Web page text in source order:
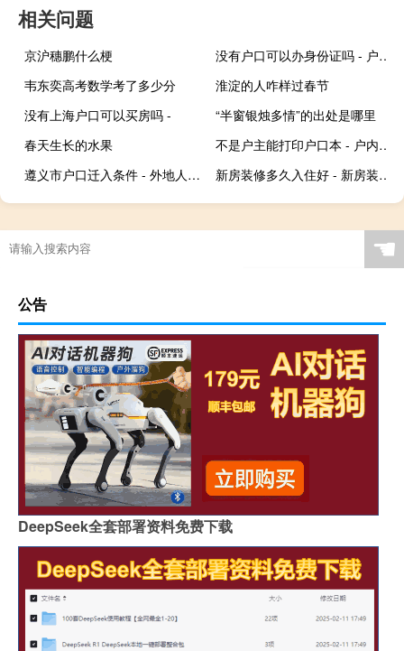
相关问题
京沪穗鹏什么梗
没有户口可以办身份证吗 - 户口本拿不出来怎么补办身份证
韦东奕高考数学考了多少分
淮淀的人咋样过春节
没有上海户口可以买房吗 -
“半窗银烛多情”的出处是哪里
春天生长的水果
不是户主能打印户口本 - 户内成员可以打印户口本吗
遵义市户口迁入条件 - 外地人怎样在遵义落户
新房装修多久入住好 - 新房装修好多久入住比较好
☚
公告
DeepSeek全套部署资料免费下载